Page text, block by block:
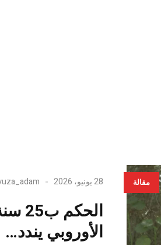
مقالة 28 يونيو، 2026
الأوروبي يندد…